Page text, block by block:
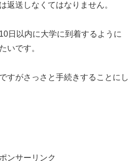
返送しなくてはなりません。
日以内に大学に到着するように
いです。
すがさっさと手続きすることにし
ンサーリンク